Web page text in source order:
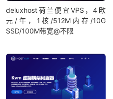
deluxhost荷兰便宜VPS，4欧
元/年，1核/512M内存/10G
SSD/100M带宽@不限